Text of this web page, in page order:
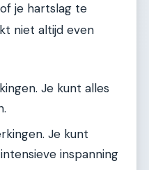
je hartslag te
niet altijd even
Je kunt alles
Je kunt
inspanning